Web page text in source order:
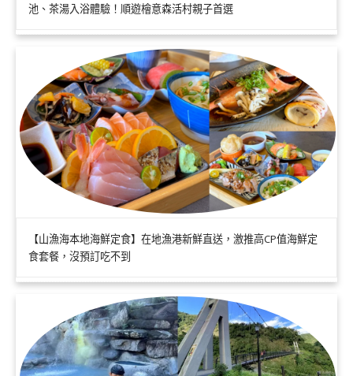
池、茶湯入浴體驗！順遊檜意森活村親子首選
【山漁海本地海鮮定食】在地漁港新鮮直送，激推高CP值海鮮定
食套餐，沒預訂吃不到